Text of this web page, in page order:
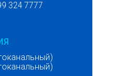
324 7777
для отправки email)